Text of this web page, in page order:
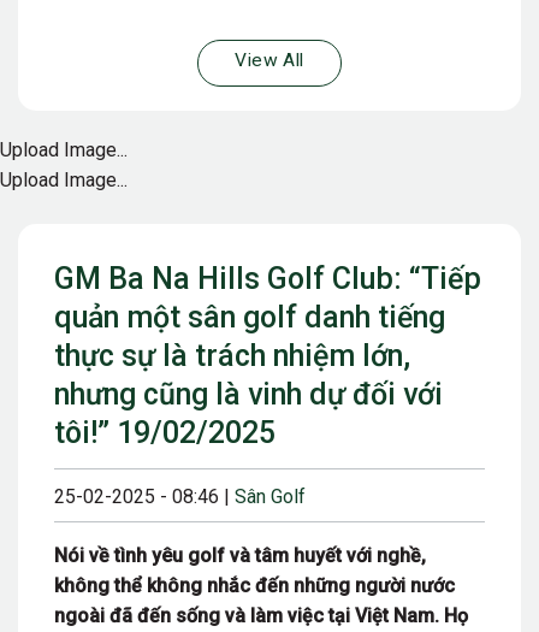
GM Ba Na Hills Golf Club: “Tiếp
quản một sân golf danh tiếng
thực sự là trách nhiệm lớn,
nhưng cũng là vinh dự đối với
tôi!” 19/02/2025
25-02-2025 - 08:46 | Sân Golf
Nói về tình yêu golf và tâm huyết với nghề,
không thể không nhắc đến những người nước
ngoài đã đến sống và làm việc tại Việt Nam. Họ
View All
Upload Image...
Upload Image...